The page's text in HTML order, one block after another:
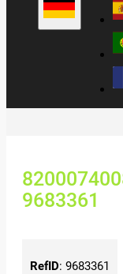
9683361
RefID: 9683361